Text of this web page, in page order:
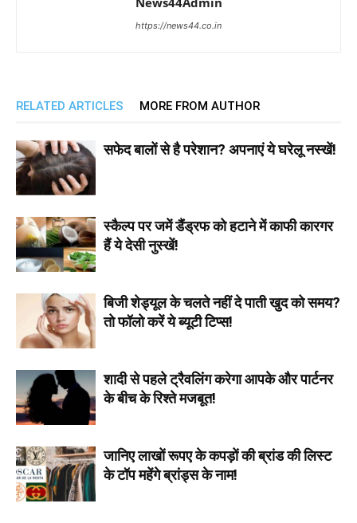
https://news44.co.in
RELATED ARTICLES MORE FROM AUTHOR
सफेद बालों से है परेशान? अपनाएं ये घरेलू नस्खें!
स्कैल्प पर जमें डैंड्रफ को हटाने में काफी कारगर
हैं ये देसी नुस्खें!
बिजी शेड्यूल के चलते नहीं दे पाती खुद को समय?
तो फॉलो करें ये ब्यूटी टिप्स!
शादी से पहले ट्रैवलिंग करेगा आपके और पार्टनर
के बीच के रिश्ते मजबूत!
जानिए लाखों रूपए के कपड़ों की ब्रांड की लिस्ट
के टॉप महेंगे ब्रांड्स के नाम!